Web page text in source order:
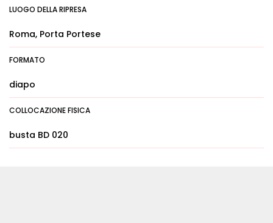
LUOGO DELLA RIPRESA
Roma, Porta Portese
FORMATO
diapo
COLLOCAZIONE FISICA
busta BD 020